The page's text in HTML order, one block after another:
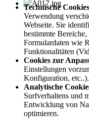
Technische Cookies
Verwendung
Webseite. Sie
bestimmte
Formulardaten wie
Funktionalitäten
Cookies zur
Einstellungen
Konfiguration, etc..).
Analytische
Surfverhaltens und
Entwicklung von
optimieren.